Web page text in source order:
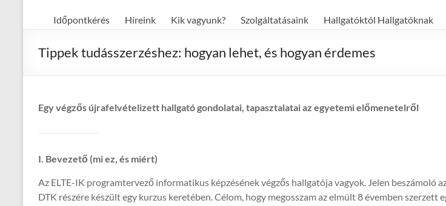
Időpontkérés Híreink Kik vagyunk? Szolgáltatásaink Hallgatóktól Hallgatóknak
Tippek tudásszerzéshez: hogyan lehet, és hogyan érdemes
Egy végzős újrafelvételizett hallgató gondolatai, tapasztalatai az egyetemi előmenetelről
I. Bevezető (mi ez, és miért)
Az ELTE-IK programtervező informatikus képzésének végzős hallgatója vagyok. Jelen beszámoló
DTK részére készült egy kurzus keretében. Célom, hogy megosszam az elmúlt 8 évemben szerzett